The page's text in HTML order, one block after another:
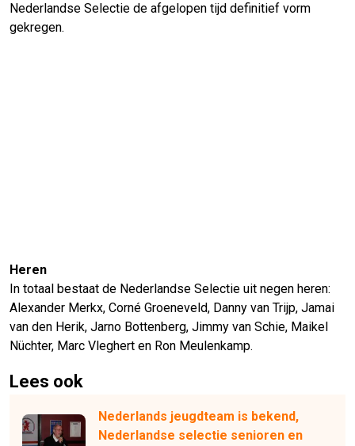
Nederlandse Selectie de afgelopen tijd definitief vorm
gekregen.
Heren
In totaal bestaat de Nederlandse Selectie uit negen heren:
Alexander Merkx, Corné Groeneveld, Danny van Trijp, Jamai
van den Herik, Jarno Bottenberg, Jimmy van Schie, Maikel
Nüchter, Marc Vleghert en Ron Meulenkamp.
Lees ook
Nederlands jeugdteam is bekend,
Nederlandse selectie senioren en